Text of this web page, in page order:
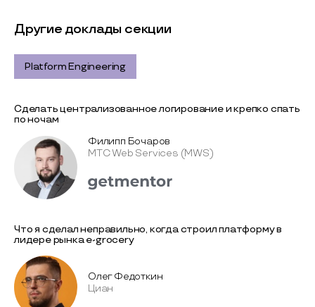
Другие доклады секции
Platform Engineering
Сделать централизованное логирование и крепко спать
по ночам
Филипп Бочаров
МТС Web Services (MWS)
Что я сделал неправильно, когда строил платформу в
лидере рынка e-grocery
Олег Федоткин
Циан